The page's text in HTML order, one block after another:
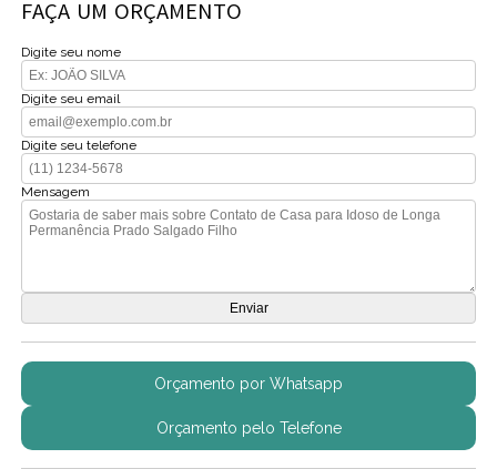
FAÇA UM ORÇAMENTO
Digite seu nome
Digite seu email
Digite seu telefone
Mensagem
Orçamento por Whatsapp
Orçamento pelo Telefone